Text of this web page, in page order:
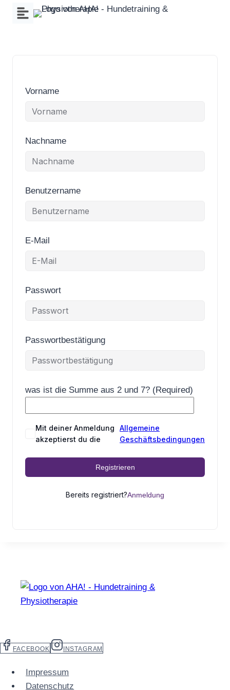
Inhalt
Vorname
Nachname
Benutzername
E-Mail
Passwort
Passwortbestätigung
was ist die Summe aus 2 und 7? (Required)
Mit deiner Anmeldung
akzeptierst du die
Allgemeine
Geschäftsbedingungen
Registrieren
Bereits registriert?Anmeldung
FACEBOOK INSTAGRAM
Impressum
Datenschutz